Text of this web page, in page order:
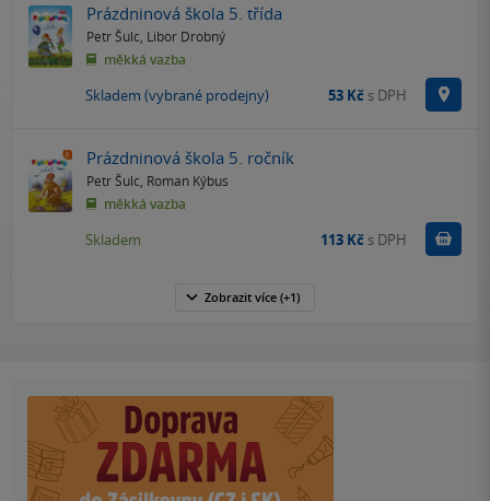
Prázdninová škola 5. třída
Petr Šulc Libor Drobný
měkká vazba
Skladem (vybrané prodejny) 53 Kč s DPH
Prázdninová škola 5. ročník
Petr Šulc Roman Kýbus
měkká vazba
Skladem 113 Kč s DPH
Zobrazit více (+1)